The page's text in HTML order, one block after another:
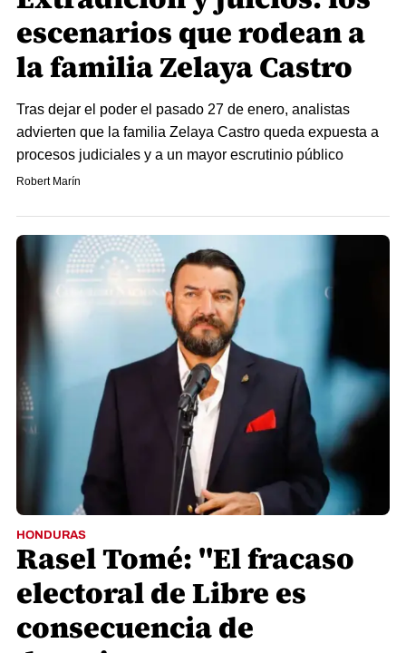
escenarios que rodean a
la familia Zelaya Castro
Tras dejar el poder el pasado 27 de enero, analistas
advierten que la familia Zelaya Castro queda expuesta a
procesos judiciales y a un mayor escrutinio público
Robert Marín
HONDURAS
Rasel Tomé: "El fracaso
electoral de Libre es
consecuencia de